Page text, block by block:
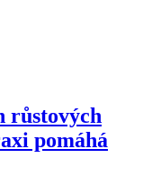
růstových
pomáhá